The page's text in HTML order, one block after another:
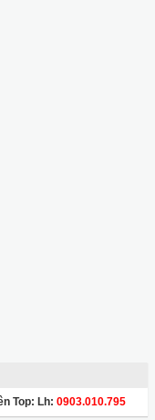
Top: Lh: 0903.010.795